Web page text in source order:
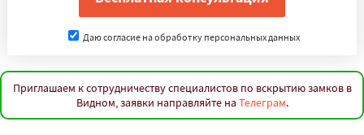
Даю согласие на обработку персональных данных
Приглашаем к сотрудничеству специалистов по вскрытию замков в
Видном, заявки направляйте на Телеграм.